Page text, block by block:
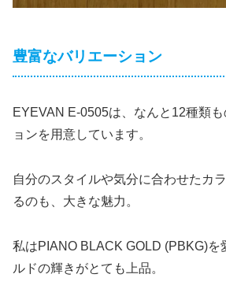
豊富なバリエーション
EYEVAN E-0505は、なんと12種類
ョンを用意しています。
自分のスタイルや気分に合わせたカ
るのも、大きな魅力。
私はPIANO BLACK GOLD (PBKG)を
ルドの輝きがとても上品。